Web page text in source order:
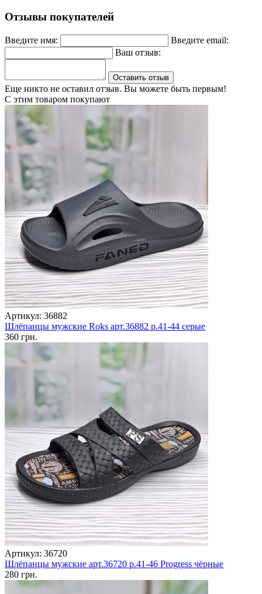
Отзывы покупателей
Введите имя:
Введите email:
Ваш отзыв:
Оставить отзыв
Еще никто не оставил отзыв. Вы можете быть первым!
С этим товаром покупают
Артикул: 36882
Шлёпанцы мужские Roks арт.36882 р.41-44 серые
360 грн.
Артикул: 36720
Шлёпанцы мужские арт.36720 р.41-46 Progress чёрные
280 грн.